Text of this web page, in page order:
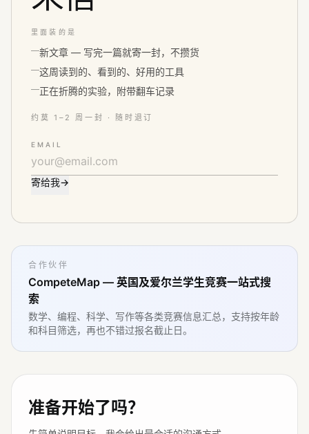
里面装的是
新文章 — 写完一篇就寄一封，不攒货
这周读到的、看到的、好用的工具
正在折腾的实验，附带翻车记录
约莫 1–2 周一封 · 随时退订
EMAIL
寄给我→
合作伙伴
CompeteMap — 英国及爱尔兰学生竞赛一站式搜
索
数学、编程、科学、写作等各类竞赛信息汇总，支持按年龄
和科目筛选，再也不错过报名截止日。
准备开始了吗？